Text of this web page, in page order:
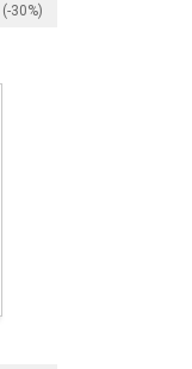
(-30%)